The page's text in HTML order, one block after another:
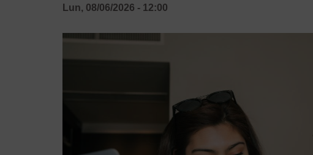
Lun, 08/06/2026 - 12:00